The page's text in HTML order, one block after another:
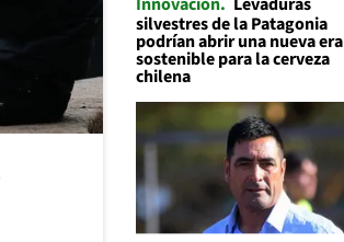
silvestres de la Patagonia
podrían abrir una nueva era
sostenible para la cerveza
chilena